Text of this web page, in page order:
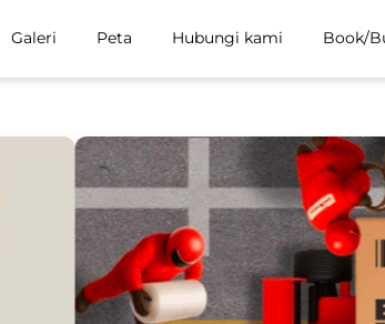
Galeri Peta Hubungi kami Book/